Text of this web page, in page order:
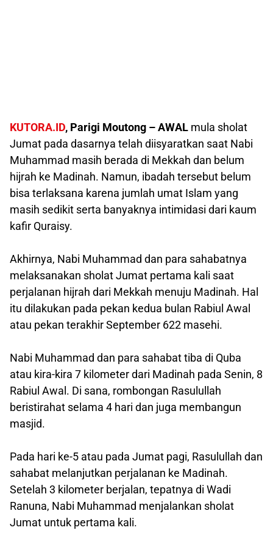
KUTORA.ID, Parigi Moutong –AWAL mula sholat
Jumat pada dasarnya telah diisyaratkan saat Nabi
Muhammad masih berada di Mekkah dan belum
hijrah ke Madinah. Namun, ibadah tersebut belum
bisa terlaksana karena jumlah umat Islam yang
masih sedikit serta banyaknya intimidasi dari kaum
kafir Quraisy.
Akhirnya, Nabi Muhammad dan para sahabatnya
melaksanakan sholat Jumat pertama kali saat
perjalanan hijrah dari Mekkah menuju Madinah. Hal
itu dilakukan pada pekan kedua bulan Rabiul Awal
atau pekan terakhir September 622 masehi.
Nabi Muhammad dan para sahabat tiba di Quba
atau kira-kira 7 kilometer dari Madinah pada Senin, 8
Rabiul Awal. Di sana, rombongan Rasulullah
beristirahat selama 4 hari dan juga membangun
masjid.
Pada hari ke-5 atau pada Jumat pagi, Rasulullah dan
sahabat melanjutkan perjalanan ke Madinah.
Setelah 3 kilometer berjalan, tepatnya di Wadi
Ranuna, Nabi Muhammad menjalankan sholat
Jumat untuk pertama kali.